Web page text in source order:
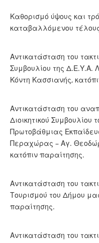
Καθορισμό ύψους και
καταβαλλόμενου
Αντικατάσταση του
Συμβουλίου της Δ.Ε.Υ.Α.
Κόντη Κασσιανής,
Αντικατάσταση του
Διοικητικού Συμβουλίου
Πρωτοβάθμιας
Περαχώρας – Αγ.
κατόπιν παραίτησης.
Αντικατάσταση του
Τουρισμού του Δήμου
παραίτησης.
Αντικατάσταση του